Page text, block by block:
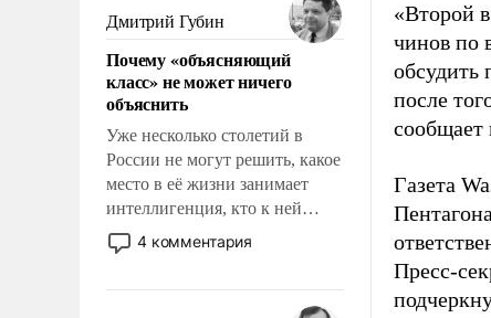
Дмитрий Губин
Почему «объясняющий
класс» не может ничего
объяснить
Уже несколько столетий в
России не могут решить, какое
место в её жизни занимает
интеллигенция, кто к ней
принадлежит, а кого из неё
исключили с правом
чем она отличается от просто
4 комментария
«Второй
чинов по
обсудить
после
сообщает
Газета
Пресс-